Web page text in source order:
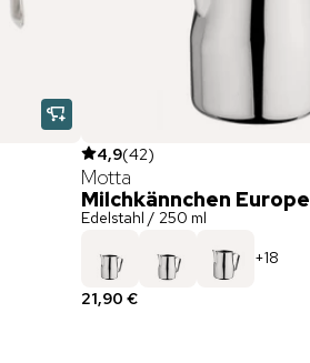
4,9(42)
Motta
Milchkännchen Europe
Edelstahl / 250 ml
+18
21,90 €